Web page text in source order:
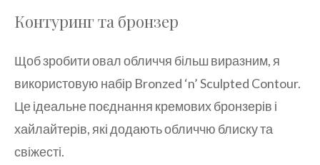
Контуринг та бронзер
Щоб зробити овал обличчя більш виразним, я
використовую набір Bronzed ‘n’ Sculpted Contour.
Це ідеальне поєднання кремових бронзерів і
хайлайтерів, які додають обличчю блиску та
свіжесті.